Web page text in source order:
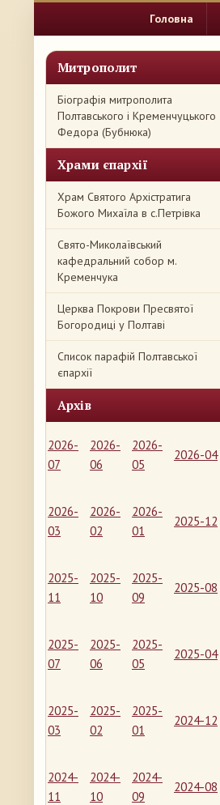
Головна
Митрополит
Біографія митрополита
Полтавського і Кременчуцького
Федора (Бубнюка)
Храми єпархії
Храм Святого Архістратига
Божого Михаїла в с.Петрівка
Свято-Миколаївський
кафедральний собор м.
Кременчука
Церква Покрови Пресвятої
Богородиці у Полтаві
Список парафій Полтавської
єпархії
Архів
2026-
07
2026-
06
2026-
05
2026-04
2026-
03
2026-
02
2026-
01
2025-12
2025-
11
2025-
10
2025-
09
2025-08
2025-
07
2025-
06
2025-
05
2025-04
2025-
03
2025-
02
2025-
01
2024-12
2024-
11
2024-
10
2024-
09
2024-08